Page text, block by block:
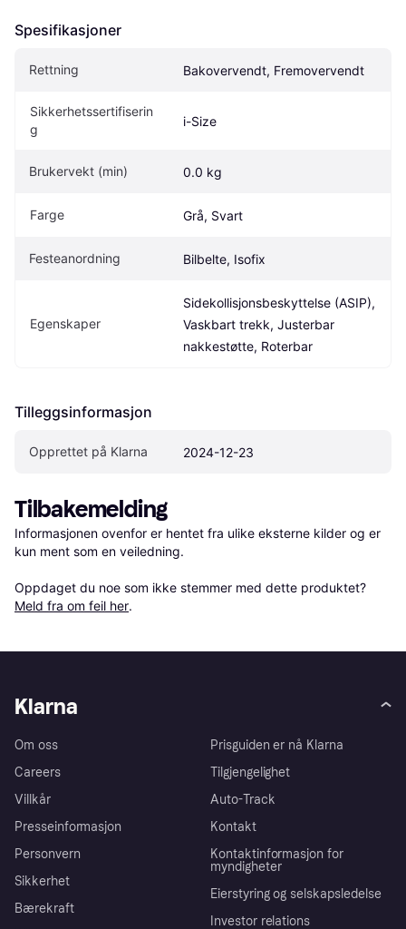
Spesifikasjoner
Rettning Bakovervendt, Fremovervendt
Sikkerhetssertifiserin
g
i-Size
Brukervekt (min) 0.0 kg
Farge Grå, Svart
Festeanordning Bilbelte, Isofix
Egenskaper
Sidekollisjonsbeskyttelse (ASIP),
Vaskbart trekk, Justerbar
nakkestøtte, Roterbar
Tilleggsinformasjon
Opprettet på Klarna 2024-12-23
Tilbakemelding
Informasjonen ovenfor er hentet fra ulike eksterne kilder og er
kun ment som en veiledning.
Oppdaget du noe som ikke stemmer med dette produktet?
Meld fra om feil her.
Klarna
Om oss
Careers
Villkår
Presseinformasjon
Personvern
Sikkerhet
Bærekraft
Prisguiden er nå Klarna
Tilgjengelighet
Auto-Track
Kontakt
Kontaktinformasjon for
myndigheter
Eierstyring og selskapsledelse
Investor relations